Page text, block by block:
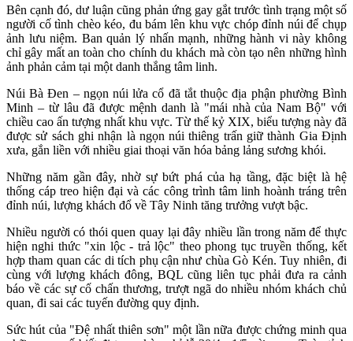
Bên cạnh đó, dư luận cũng phản ứng gay gắt trước tình trạng một số
người cố tình chèo kéo, đu bám lên khu vực chóp đỉnh núi để chụp
ảnh lưu niệm. Ban quản lý nhấn mạnh, những hành vi này không
chỉ gây mất an toàn cho chính du khách mà còn tạo nên những hình
ảnh phản cảm tại một danh thắng tâm linh.
Núi Bà Đen – ngọn núi lửa cổ đã tắt thuộc địa phận phường Bình
Minh – từ lâu đã được mệnh danh là "mái nhà của Nam Bộ" với
chiều cao ấn tượng nhất khu vực. Từ thế kỷ XIX, biểu tượng này đã
được sử sách ghi nhận là ngọn núi thiêng trấn giữ thành Gia Định
xưa, gắn liền với nhiều giai thoại văn hóa bảng lảng sương khói.
Những năm gần đây, nhờ sự bứt phá của hạ tầng, đặc biệt là hệ
thống cáp treo hiện đại và các công trình tâm linh hoành tráng trên
đỉnh núi, lượng khách đổ về Tây Ninh tăng trưởng vượt bậc.
Nhiều người có thói quen quay lại đây nhiều lần trong năm để thực
hiện nghi thức "xin lộc - trả lộc" theo phong tục truyền thống, kết
hợp tham quan các di tích phụ cận như chùa Gò Kén. Tuy nhiên, đi
cùng với lượng khách đông, BQL cũng liên tục phải đưa ra cảnh
báo về các sự cố chấn thương, trượt ngã do nhiều nhóm khách chủ
quan, đi sai các tuyến đường quy định.
Sức hút của "Đệ nhất thiên sơn" một lần nữa được chứng minh qua